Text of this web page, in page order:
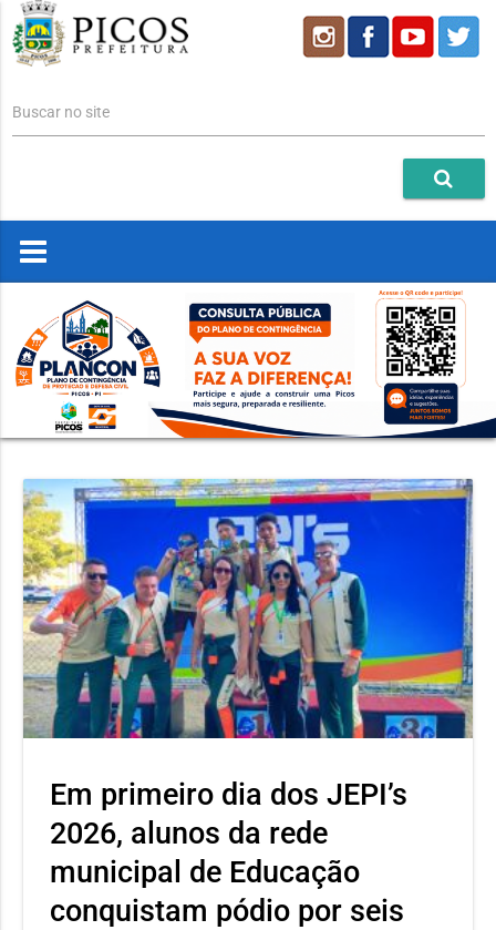
Buscar no site
Em primeiro dia dos JEPI’s
2026, alunos da rede
municipal de Educação
conquistam pódio por seis